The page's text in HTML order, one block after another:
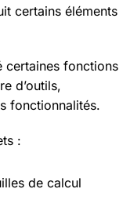
certains éléments
certaines fonctions
d’outils,
fonctionnalités.
:
de calcul